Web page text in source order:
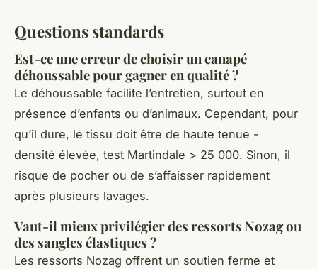
Questions standards
Est-ce une erreur de choisir un canapé
déhoussable pour gagner en qualité ?
Le déhoussable facilite l’entretien, surtout en
présence d’enfants ou d’animaux. Cependant, pour
qu’il dure, le tissu doit être de haute tenue -
densité élevée, test Martindale > 25 000. Sinon, il
risque de pocher ou de s’affaisser rapidement
après plusieurs lavages.
Vaut-il mieux privilégier des ressorts Nozag ou
des sangles élastiques ?
Les ressorts Nozag offrent un soutien ferme et